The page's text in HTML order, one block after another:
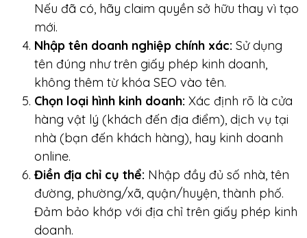
Nếu đã có, hãy claim quyền sở hữu thay vì tạo
mới.
Nhập tên doanh nghiệp chính xác: Sử dụng
tên đúng như trên giấy phép kinh doanh,
không thêm từ khóa SEO vào tên.
Chọn loại hình kinh doanh: Xác định rõ là cửa
hàng vật lý (khách đến địa điểm), dịch vụ tại
nhà (bạn đến khách hàng), hay kinh doanh
online.
Điền địa chỉ cụ thể: Nhập đầy đủ số nhà, tên
đường, phường/xã, quận/huyện, thành phố.
Đảm bảo khớp với địa chỉ trên giấy phép kinh
doanh.